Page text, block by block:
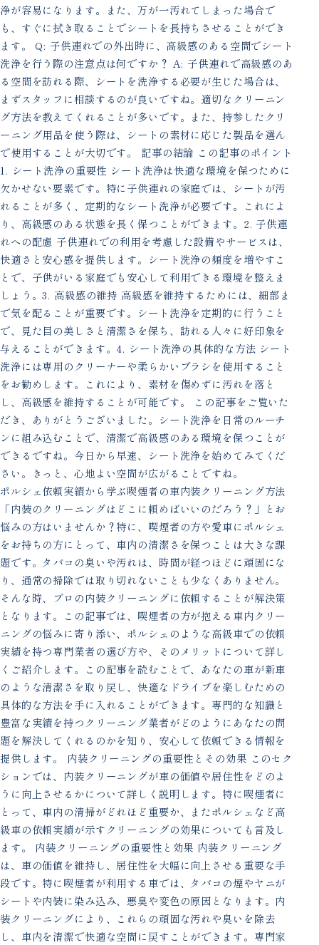
浄が容易になります。また、万が一汚れてしまった場合で
も、すぐに拭き取ることでシートを長持ちさせることができ
ます。 Q: 子供連れでの外出時に、高級感のある空間でシート
洗浄を行う際の注意点は何ですか？ A: 子供連れで高級感のあ
る空間を訪れる際、シートを洗浄する必要が生じた場合は、
まずスタッフに相談するのが良いですね。適切なクリーニン
グ方法を教えてくれることが多いです。また、持参したクリ
ーニング用品を使う際は、シートの素材に応じた製品を選ん
で使用することが大切です。 記事の結論 この記事のポイント
1. シート洗浄の重要性 シート洗浄は快適な環境を保つために
欠かせない要素です。特に子供連れの家庭では、シートが汚
れることが多く、定期的なシート洗浄が必要です。これによ
り、高級感のある状態を長く保つことができます。2. 子供連
れへの配慮 子供連れでの利用を考慮した設備やサービスは、
快適さと安心感を提供します。シート洗浄の頻度を増やすこ
とで、子供がいる家庭でも安心して利用できる環境を整えま
しょう。3. 高級感の維持 高級感を維持するためには、細部ま
で気を配ることが重要です。シート洗浄を定期的に行うこと
で、見た目の美しさと清潔さを保ち、訪れる人々に好印象を
与えることができます。4. シート洗浄の具体的な方法 シート
洗浄には専用のクリーナーや柔らかいブラシを使用すること
をお勧めします。これにより、素材を傷めずに汚れを落と
し、高級感を維持することが可能です。 この記事をご覧いた
だき、ありがとうございました。シート洗浄を日常のルーチ
ンに組み込むことで、清潔で高級感のある環境を保つことが
できるですね。今日から早速、シート洗浄を始めてみてくだ
さい。きっと、心地よい空間が広がることですね。
ポルシェ依頼実績から学ぶ喫煙者の車内装クリーニング方法
「内装のクリーニングはどこに頼めばいいのだろう？」とお
悩みの方はいませんか？特に、喫煙者の方や愛車にポルシェ
をお持ちの方にとって、車内の清潔さを保つことは大きな課
題です。タバコの臭いや汚れは、時間が経つほどに頑固にな
り、通常の掃除では取り切れないことも少なくありません。
そんな時、プロの内装クリーニングに依頼することが解決策
となります。この記事では、喫煙者の方が抱える車内クリー
ニングの悩みに寄り添い、ポルシェのような高級車での依頼
実績を持つ専門業者の選び方や、そのメリットについて詳し
くご紹介します。この記事を読むことで、あなたの車が新車
のような清潔さを取り戻し、快適なドライブを楽しむための
具体的な方法を手に入れることができます。専門的な知識と
豊富な実績を持つクリーニング業者がどのようにあなたの問
題を解決してくれるのかを知り、安心して依頼できる情報を
提供します。 内装クリーニングの重要性とその効果 このセク
ションでは、内装クリーニングが車の価値や居住性をどのよ
うに向上させるかについて詳しく説明します。特に喫煙者に
とって、車内の清掃がどれほど重要か、またポルシェなど高
級車の依頼実績が示すクリーニングの効果についても言及し
ます。 内装クリーニングの重要性と効果 内装クリーニング
は、車の価値を維持し、居住性を大幅に向上させる重要な手
段です。特に喫煙者が利用する車では、タバコの煙やヤニが
シートや内装に染み込み、悪臭や変色の原因となります。内
装クリーニングにより、これらの頑固な汚れや臭いを除去
し、車内を清潔で快適な空間に戻すことができます。専門家